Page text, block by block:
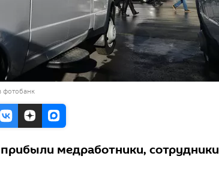
фотобанк
медработники, сотрудники